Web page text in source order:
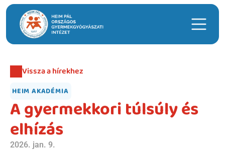
Hasznos linkek
Időpontfoglalás
Intézeti ügyeleti ellátás
Hírek
Vissza a hírekhez
HEIM AKADÉMIA
A gyermekkori túlsúly és
elhízás
2026. jan. 9.